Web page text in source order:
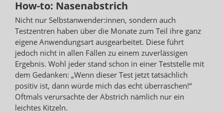
How-to: Nasenabstrich
Nicht nur Selbstanwender:innen, sondern auch
Testzentren haben über die Monate zum Teil ihre ganz
eigene Anwendungsart ausgearbeitet. Diese führt
jedoch nicht in allen Fällen zu einem zuverlässigen
Ergebnis. Wohl jeder stand schon in einer Teststelle mit
dem Gedanken: „Wenn dieser Test jetzt tatsächlich
positiv ist, dann würde mich das echt überraschen!“
Oftmals verursachte der Abstrich nämlich nur ein
leichtes Kitzeln.